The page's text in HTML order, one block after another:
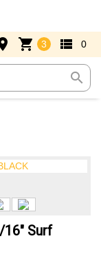
search
shopping_cart 3 view_list 0
16" Surf